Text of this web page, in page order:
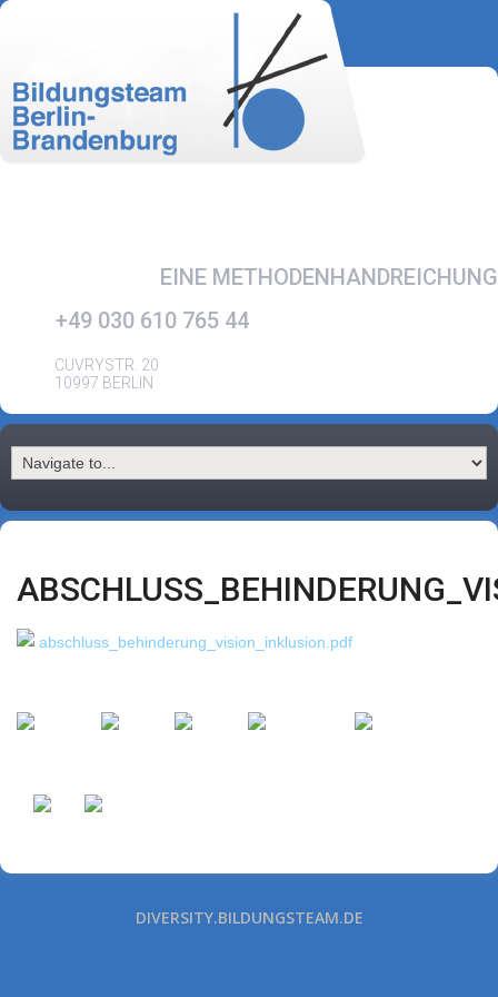
EINE METHODENHANDREICHUNG
+49 030 610 765 44
CUVRYSTR. 20
10997 BERLIN
abschluss_behinderung_vision_inklusion.pdf
DIVERSITY.BILDUNGSTEAM.DE